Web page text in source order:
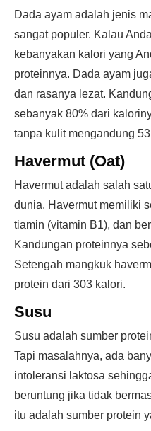
Dada ayam adalah jenis
sangat populer. Kalau
kebanyakan kalori yang
proteinnya. Dada ayam
dan rasanya lezat.
sebanyak 80% dari
tanpa kulit mengandung
Havermut (Oat)
Havermut adalah salah
dunia. Havermut memiliki
tiamin (vitamin B1), dan
Kandungan proteinnya
Setengah mangkuk
protein dari 303 kalori.
Susu
Susu adalah sumber
Tapi masalahnya, ada
intoleransi laktosa
beruntung jika tidak
itu adalah sumber protein